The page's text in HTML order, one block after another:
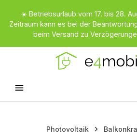
Zum Hauptinhalt springen
☀️ Betriebsurlaub vom 17. bis 28.
Zeitraum kann es bei der
beim Versand zu
Photovoltaik